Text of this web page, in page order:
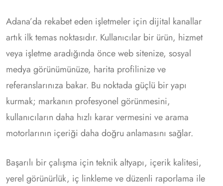
Adana’da rekabet eden işletmeler için dijital kanallar
artık ilk temas noktasıdır. Kullanıcılar bir ürün, hizmet
veya işletme aradığında önce web sitenize, sosyal
medya görünümünüze, harita profilinize ve
referanslarınıza bakar. Bu noktada güçlü bir yapı
kurmak; markanın profesyonel görünmesini,
kullanıcıların daha hızlı karar vermesini ve arama
motorlarının içeriği daha doğru anlamasını sağlar.
Başarılı bir çalışma için teknik altyapı, içerik kalitesi,
yerel görünürlük, iç linkleme ve düzenli raporlama ile